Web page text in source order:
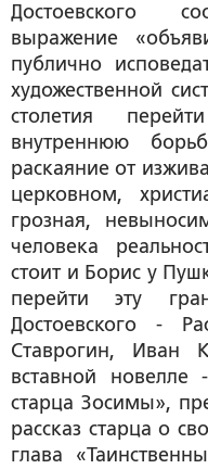
Достоевского
выражение
публично
художественной
столетия
внутреннюю
раскаяние от
церковном,
грозная,
человека
стоит и Борис у
перейти эту
Достоевского -
Ставрогин, Иван
вставной
старца Зосимы»,
рассказ старца о
глава